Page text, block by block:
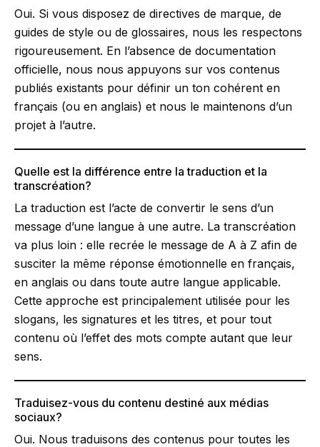
Oui. Si vous disposez de directives de marque, de
guides de style ou de glossaires, nous les respectons
rigoureusement. En l’absence de documentation
officielle, nous nous appuyons sur vos contenus
publiés existants pour définir un ton cohérent en
français (ou en anglais) et nous le maintenons d’un
projet à l’autre.
Quelle est la différence entre la traduction et la
transcréation?
La traduction est l’acte de convertir le sens d’un
message d’une langue à une autre. La transcréation
va plus loin : elle recrée le message de A à Z afin de
susciter la même réponse émotionnelle en français,
en anglais ou dans toute autre langue applicable.
Cette approche est principalement utilisée pour les
slogans, les signatures et les titres, et pour tout
contenu où l’effet des mots compte autant que leur
sens.
Traduisez-vous du contenu destiné aux médias
sociaux?
Oui. Nous traduisons des contenus pour toutes les